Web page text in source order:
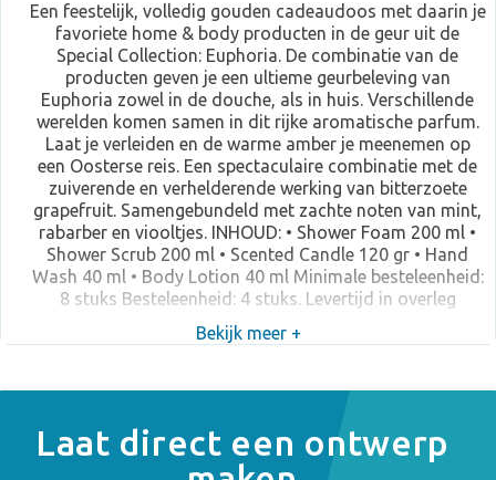
Een feestelijk, volledig gouden cadeaudoos met daarin je
favoriete home & body producten in de geur uit de
Special Collection: Euphoria. De combinatie van de
producten geven je een ultieme geurbeleving van
Euphoria zowel in de douche, als in huis. Verschillende
werelden komen samen in dit rijke aromatische parfum.
Laat je verleiden en de warme amber je meenemen op
een Oosterse reis. Een spectaculaire combinatie met de
zuiverende en verhelderende werking van bitterzoete
grapefruit. Samengebundeld met zachte noten van mint,
rabarber en viooltjes. INHOUD: • Shower Foam 200 ml •
Shower Scrub 200 ml • Scented Candle 120 gr • Hand
Wash 40 ml • Body Lotion 40 ml Minimale besteleenheid:
8 stuks Besteleenheid: 4 stuks. Levertijd in overleg
Bekijk meer +
Laat direct een ontwerp